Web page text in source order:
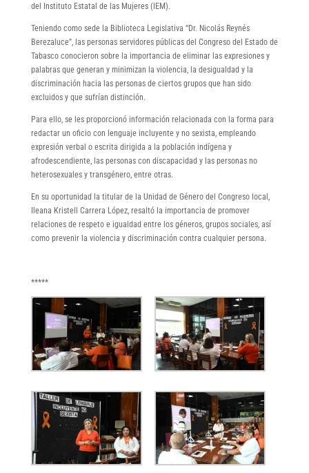
del Instituto Estatal de las Mujeres (IEM).
Teniendo como sede la Biblioteca Legislativa “Dr. Nicolás Reynés
Berezaluce”, las personas servidores públicas del Congreso del Estado de
Tabasco conocieron sobre la importancia de eliminar las expresiones y
palabras que generan y minimizan la violencia, la desigualdad y la
discriminación hacia las personas de ciertos grupos que han sido
excluidos y que sufrían distinción.
Para ello, se les proporcionó información relacionada con la forma para
redactar un oficio con lenguaje incluyente y no sexista, empleando
expresión verbal o escrita dirigida a la población indígena y
afrodescendiente, las personas con discapacidad y las personas no
heterosexuales y transgénero, entre otras.
En su oportunidad la titular de la Unidad de Género del Congreso local,
Ileana Kristell Carrera López, resaltó la importancia de promover
relaciones de respeto e igualdad entre los géneros, grupos sociales, así
como prevenir la violencia y discriminación contra cualquier persona.
*****